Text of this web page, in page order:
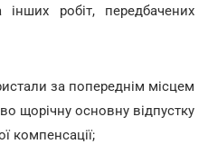
інших робіт, передбачених
за попереднім місцем
щорічну основну відпустку
компенсації;